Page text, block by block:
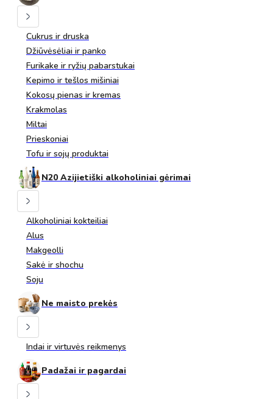
Cukrus ir druska
Džiūvėsėliai ir panko
Furikake ir ryžių pabarstukai
Kepimo ir tešlos mišiniai
Kokosų pienas ir kremas
Krakmolas
Miltai
Prieskoniai
Tofu ir sojų produktai
N20 Azijietiški alkoholiniai gėrimai
Alkoholiniai kokteiliai
Alus
Makgeolli
Sakė ir shochu
Soju
Ne maisto prekės
Indai ir virtuvės reikmenys
Padažai ir pagardai